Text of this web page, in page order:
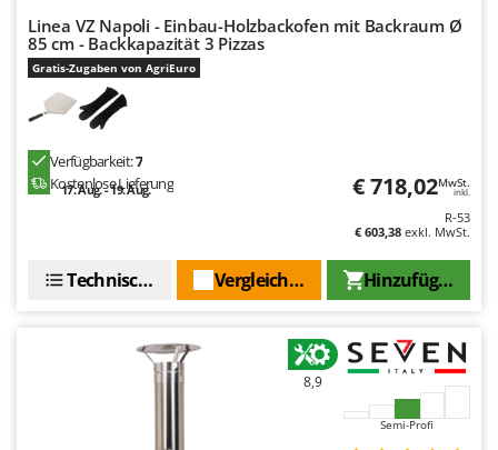
Linea VZ Napoli - Einbau-Holzbackofen mit Backraum Ø
85 cm - Backkapazität 3 Pizzas
Gratis-Zugaben von AgriEuro
Verfügbarkeit:7
Kostenlose Lieferung
17. Aug. - 19. Aug. € 718,02MwSt.
inkl.
R-53
€ 603,38 exkl. MwSt.
Hinzufügen
Vergleichen Sie
Technische Daten
8,9
Semi-Profi